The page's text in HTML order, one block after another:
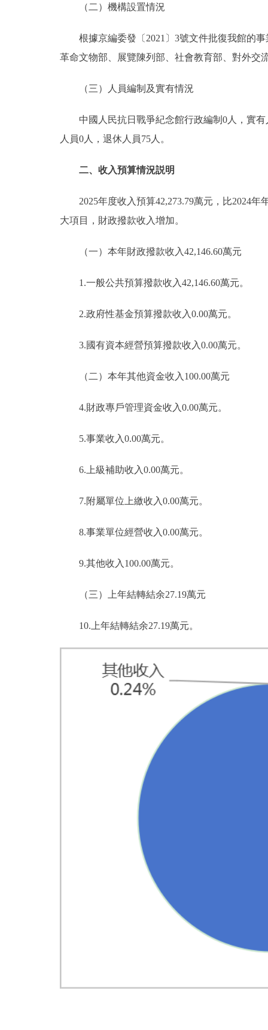
（二）機構設置情況
根據京編委發〔2021〕3號文件批復我館的事
革命文物部、展覽陳列部、社會教育部、對外交
（三）人員編制及實有情況
中國人民抗日戰爭紀念館行政編制0人，實有
人員0人，退休人員75人。
二、收入預算情況説明
2025年度收入預算42,273.79萬元，比2024年
大項目，財政撥款收入增加。
（一）本年財政撥款收入42,146.60萬元
1.一般公共預算撥款收入42,146.60萬元。
2.政府性基金預算撥款收入0.00萬元。
3.國有資本經營預算撥款收入0.00萬元。
（二）本年其他資金收入100.00萬元
4.財政專戶管理資金收入0.00萬元。
5.事業收入0.00萬元。
6.上級補助收入0.00萬元。
7.附屬單位上繳收入0.00萬元。
8.事業單位經營收入0.00萬元。
9.其他收入100.00萬元。
（三）上年結轉結余27.19萬元
10.上年結轉結余27.19萬元。